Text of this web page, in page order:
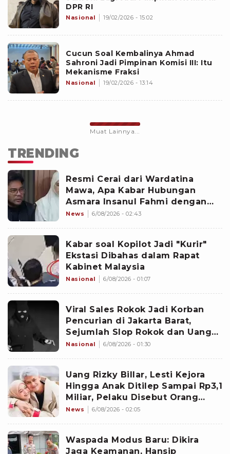
DPR RI
Nasional 19/02/2026 - 15:02
Cucun Soal Kembalinya Ahmad
Sahroni Jadi Pimpinan Komisi III: Itu
Mekanisme Fraksi
Nasional 19/02/2026 - 13:14
Muat Lainnya...
TRENDING
Resmi Cerai dari Wardatina
Mawa, Apa Kabar Hubungan
Asmara Insanul Fahmi dengan
Inara Rusli?
News 6/08/2026 - 02:43
Kabar soal Kopilot Jadi "Kurir"
Ekstasi Dibahas dalam Rapat
Kabinet Malaysia
Nasional 6/08/2026 - 01:07
Viral Sales Rokok Jadi Korban
Pencurian di Jakarta Barat,
Sejumlah Slop Rokok dan Uang
Setoran Raib
Nasional 6/08/2026 - 01:30
Uang Rizky Billar, Lesti Kejora
Hingga Anak Ditilep Sampai Rp3,1
Miliar, Pelaku Disebut Orang
Terdekat
News 6/08/2026 - 02:05
Waspada Modus Baru: Dikira
Jaga Keamanan, Hansip